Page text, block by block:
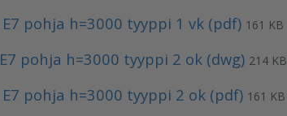
E7 pohja h=3000 tyyppi 1 vk (pdf) 161 KB
E7 pohja h=3000 tyyppi 2 ok (dwg) 214 KB
E7 pohja h=3000 tyyppi 2 ok (pdf) 161 KB